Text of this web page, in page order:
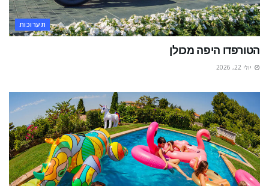
תערוכות
הטורפדו היפה מכולן
יולי 22, 2026